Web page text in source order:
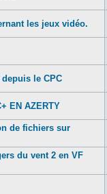
les jeux vidéo.
le CPC
EN AZERTY
de fichiers sur
du vent 2 en VF